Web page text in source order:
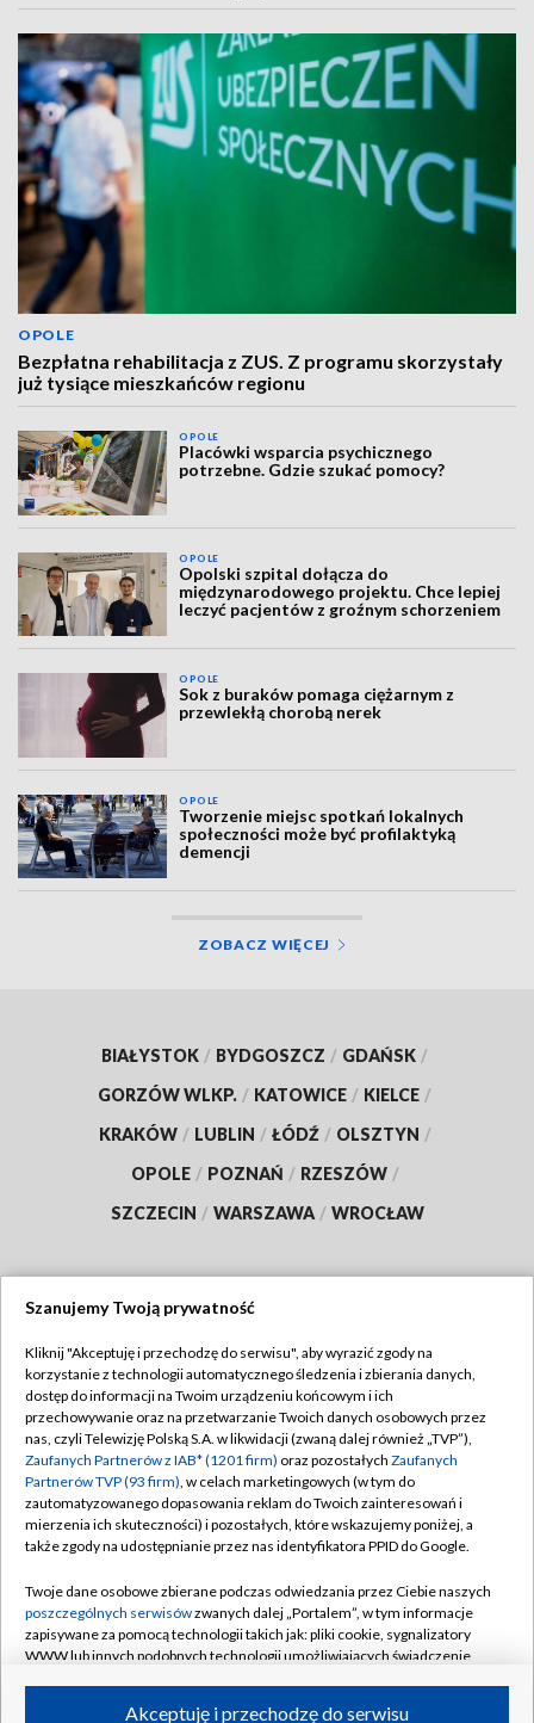
OPOLE
Bezpłatna rehabilitacja z ZUS. Z programu skorzystały
już tysiące mieszkańców regionu
OPOLE
Placówki wsparcia psychicznego
potrzebne. Gdzie szukać pomocy?
OPOLE
Opolski szpital dołącza do
międzynarodowego projektu. Chce lepiej
leczyć pacjentów z groźnym schorzeniem
OPOLE
Sok z buraków pomaga ciężarnym z
przewlekłą chorobą nerek
OPOLE
Tworzenie miejsc spotkań lokalnych
społeczności może być profilaktyką
demencji
ZOBACZ WIĘCEJ
BIAŁYSTOK / BYDGOSZCZ / GDAŃSK /
GORZÓW WLKP. / KATOWICE / KIELCE /
KRAKÓW / LUBLIN / ŁÓDŹ / OLSZTYN /
OPOLE / POZNAŃ / RZESZÓW /
SZCZECIN / WARSZAWA / WROCŁAW
TVP
Abonament TVP
Emisja w TVP
Centrum informacji TVP
Naziemna Telewizja Cyfrowa
Rada Programowa
System NOS
Informacje o nadawcy
Regulamin TVP
Polityka prywatności
Moje zgody
Pomoc
Kontakt
Kanały
Szanujemy Twoją prywatność
Kliknij "Akceptuję i przechodzę do serwisu", aby wyrazić zgody na
korzystanie z technologii automatycznego śledzenia i zbierania danych,
dostęp do informacji na Twoim urządzeniu końcowym i ich
przechowywanie oraz na przetwarzanie Twoich danych osobowych przez
nas, czyli Telewizję Polską S.A. w likwidacji (zwaną dalej również „TVP”),
Zaufanych Partnerów z IAB* (1201 firm) oraz pozostałych Zaufanych
Partnerów TVP (93 firm), w celach marketingowych (w tym do
zautomatyzowanego dopasowania reklam do Twoich zainteresowań i
mierzenia ich skuteczności) i pozostałych, które wskazujemy poniżej, a
także zgody na udostępnianie przez nas identyfikatora PPID do Google.
Twoje dane osobowe zbierane podczas odwiedzania przez Ciebie naszych
poszczególnych serwisówzwanych dalej „Portalem”, w tym informacje
zapisywane za pomocą technologii takich jak: pliki cookie, sygnalizatory
WWW lub innych podobnych technologii umożliwiających świadczenie
Akceptuję i przechodzę do serwisu